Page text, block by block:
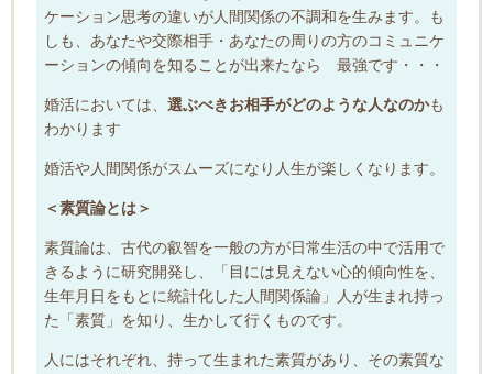
ケーション思考の違いが人間関係の不調和を生みます。も
しも、あなたや交際相手・あなたの周りの方のコミュニケ
ーションの傾向を知ることが出来たなら 最強です・・・
婚活においては、 選ぶべきお相手がどのような人なのかも
わかります
婚活や人間関係がスムーズになり人生が楽しくなります。
＜素質論とは＞
素質論は、古代の叡智を一般の方が日常生活の中で活用で
きるように研究開発し、「目には見えない心的傾向性を、
生年月日をもとに統計化した人間関係論」人が生まれ持っ
た「素質」を知り、生かして行くものです。​
人にはそれぞれ、持って生まれた素質があり、その素質な